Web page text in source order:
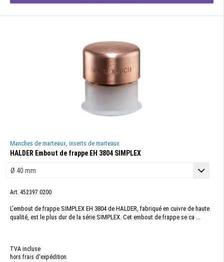
Manches de marteaux, inserts de marteaux
HALDER Embout de frappe EH 3804 SIMPLEX
Art. 452397.0200
L'embout de frappe SIMPLEX EH 3804 de HALDER, fabriqué en cuivre de haute
qualité, est le plus dur de la série SIMPLEX. Cet embout de frappe se ca ...
TVA incluse
hors frais d'expédition